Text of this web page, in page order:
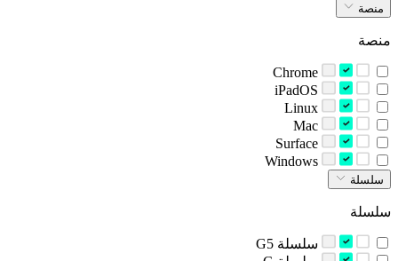
منصة
منصة
سلسلة
سلسلة